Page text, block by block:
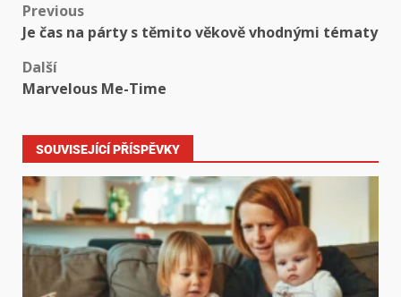
Previous
Je čas na párty s těmito věkově vhodnými tématy
Další
Marvelous Me-Time
SOUVISEJÍCÍ PŘÍSPĚVKY